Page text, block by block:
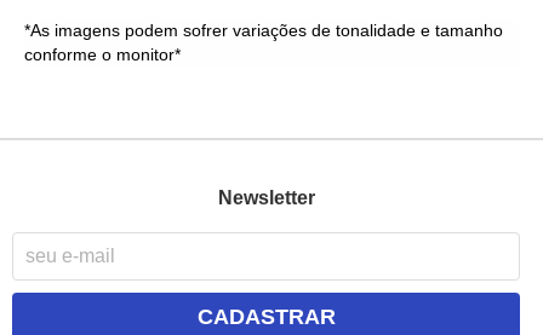
*As imagens podem sofrer variações de tonalidade e tamanho
conforme o monitor*
Newsletter
CADASTRAR